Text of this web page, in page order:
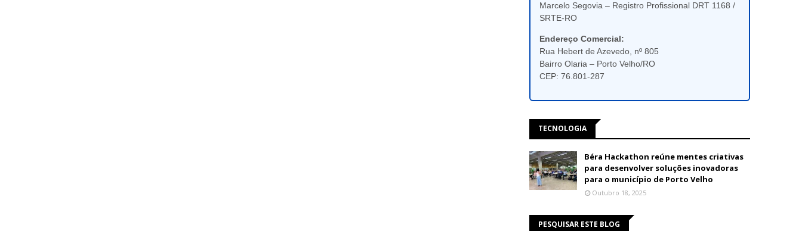
Marcelo Segovia – Registro Profissional DRT 1168 /
SRTE-RO
Endereço Comercial:
Rua Hebert de Azevedo, nº 805
Bairro Olaria – Porto Velho/RO
CEP: 76.801-287
TECNOLOGIA
Béra Hackathon reúne mentes criativas
para desenvolver soluções inovadoras
para o município de Porto Velho
Outubro 18, 2025
PESQUISAR ESTE BLOG